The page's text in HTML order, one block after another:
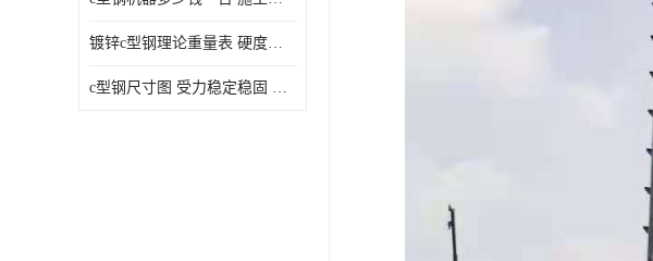
镀锌c型钢理论重量表 硬度高韧性强 光洁无毛刺
c型钢尺寸图 受力稳定稳固 光洁无毛刺